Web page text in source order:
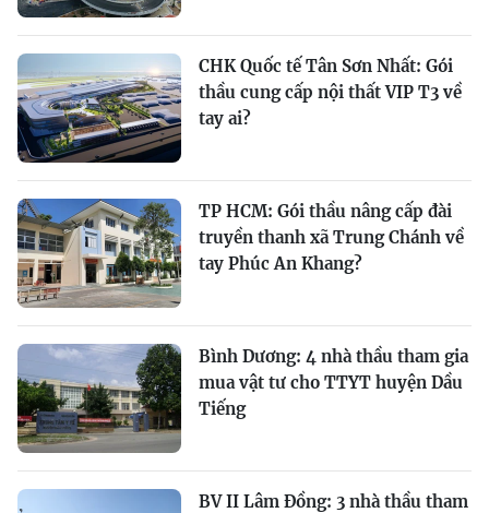
CHK Quốc tế Tân Sơn Nhất: Gói
thầu cung cấp nội thất VIP T3 về
tay ai?
TP HCM: Gói thầu nâng cấp đài
truyền thanh xã Trung Chánh về
tay Phúc An Khang?
Bình Dương: 4 nhà thầu tham gia
mua vật tư cho TTYT huyện Dầu
Tiếng
BV II Lâm Đồng: 3 nhà thầu tham